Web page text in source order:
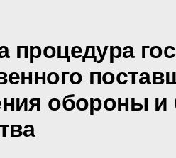
процедура
обороны и